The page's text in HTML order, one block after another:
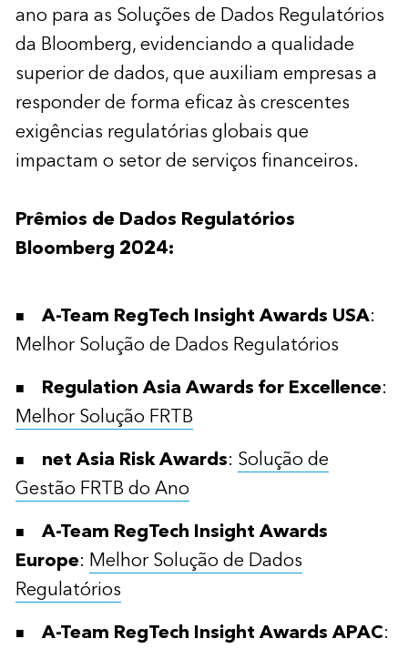
ano para as Soluções de Dados Regulatórios
da Bloomberg, evidenciando a qualidade
superior de dados, que auxiliam empresas a
responder de forma eficaz às crescentes
exigências regulatórias globais que
impactam o setor de serviços financeiros.
Prêmios de Dados Regulatórios
Bloomberg 2024:
A-Team RegTech Insight Awards USA:
Melhor Solução de Dados Regulatórios
Regulation Asia Awards for Excellence:
Melhor Solução FRTB
net Asia Risk Awards: Solução de
Gestão FRTB do Ano
A-Team RegTech Insight Awards
Europe: Melhor Solução de Dados
Regulatórios
A-Team RegTech Insight Awards APAC: